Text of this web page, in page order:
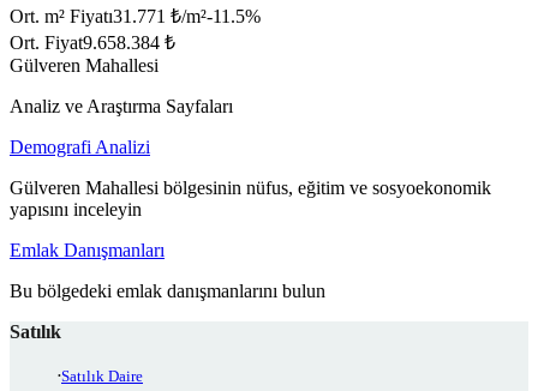
Ort. m² Fiyatı31.771 ₺/m²-11.5%
Ort. Fiyat9.658.384 ₺
Gülveren Mahallesi
Analiz ve Araştırma Sayfaları
Demografi Analizi
Gülveren Mahallesi bölgesinin nüfus, eğitim ve sosyoekonomik
yapısını inceleyin
Emlak Danışmanları
Bu bölgedeki emlak danışmanlarını bulun
Satılık
Satılık Daire